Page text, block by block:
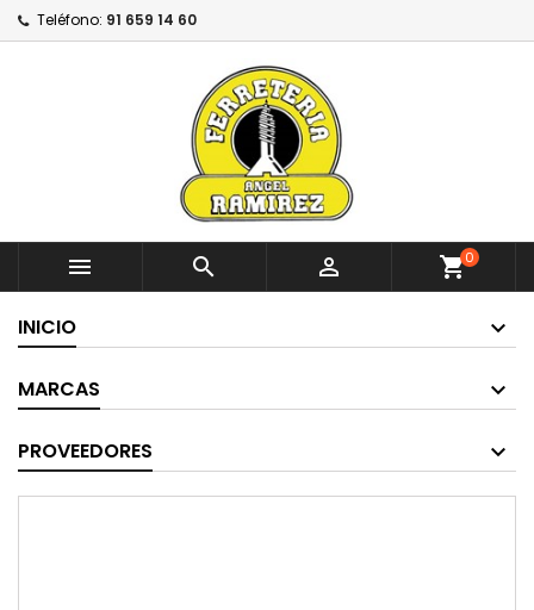
Teléfono: 91 659 14 60
   shopping_cart0
INICIO
MARCAS
PROVEEDORES